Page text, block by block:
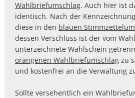
Wahlbriefumschlag. Auch hier ist
identisch. Nach der
diese in den blauen
dessen Verschluss ist der vom
unterzeichnete Wahlschein
orangenen Wahlbriefumschlag zu
und kostenfrei an die Verwaltung
Sollte versehentlich ein